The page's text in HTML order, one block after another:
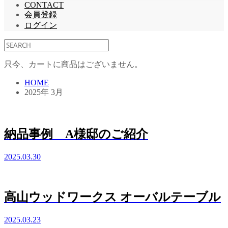
CONTACT
会員登録
ログイン
只今、カートに商品はございません。
HOME
2025年 3月
納品事例 A様邸のご紹介
2025.03.30
高山ウッドワークス オーバルテーブル
2025.03.23